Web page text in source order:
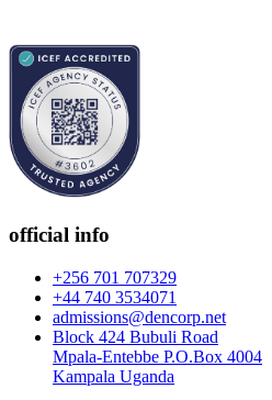
official info
+256 701 707329
+44 740 3534071
admissions@dencorp.net
Block 424 Bubuli Road
Mpala-Entebbe P.O.Box 4004
Kampala Uganda